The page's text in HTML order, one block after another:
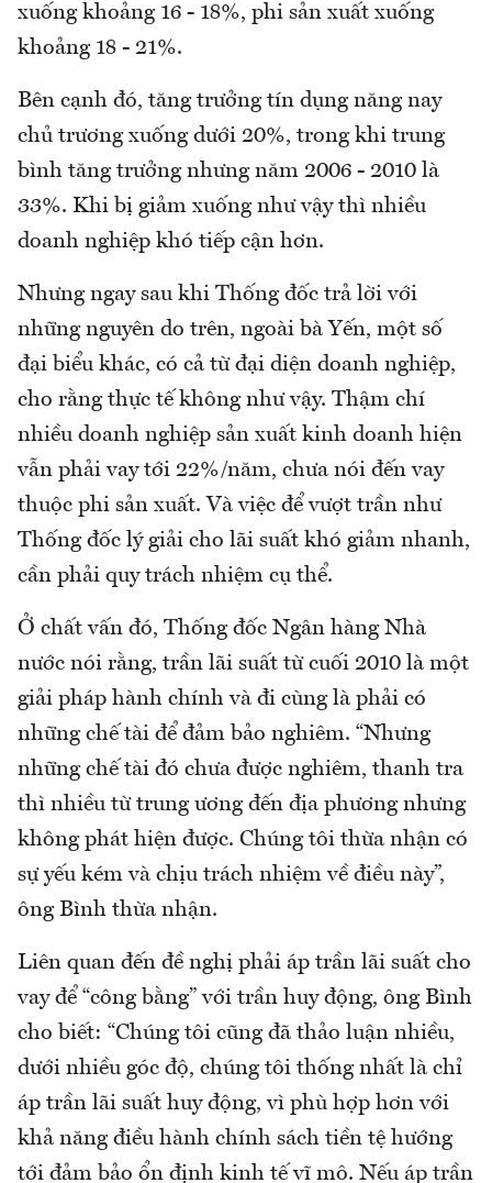
xuống khoảng 16 - 18%, phi sản xuất xuống
khoảng 18 - 21%.
Bên cạnh đó, tăng trưởng tín dụng năng nay
chủ trương xuống dưới 20%, trong khi trung
bình tăng trưởng nhưng năm 2006 - 2010 là
33%. Khi bị giảm xuống như vậy thì nhiều
doanh nghiệp khó tiếp cận hơn.
Nhưng ngay sau khi Thống đốc trả lời với
những nguyên do trên, ngoài bà Yến, một số
đại biểu khác, có cả từ đại diện doanh nghiệp,
cho rằng thực tế không như vậy. Thậm chí
nhiều doanh nghiệp sản xuất kinh doanh hiện
vẫn phải vay tới 22%/năm, chưa nói đến vay
thuộc phi sản xuất. Và việc để vượt trần như
Thống đốc lý giải cho lãi suất khó giảm nhanh,
cần phải quy trách nhiệm cụ thể.
Ở chất vấn đó, Thống đốc Ngân hàng Nhà
nước nói rằng, trần lãi suất từ cuối 2010 là một
giải pháp hành chính và đi cùng là phải có
những chế tài để đảm bảo nghiêm. “Nhưng
những chế tài đó chưa được nghiêm, thanh tra
thì nhiều từ trung ương đến địa phương nhưng
không phát hiện được. Chúng tôi thừa nhận có
sự yếu kém và chịu trách nhiệm về điều này”,
ông Bình thừa nhận.
Liên quan đến đề nghị phải áp trần lãi suất cho
vay để “công bằng” với trần huy động, ông Bình
cho biết: “Chúng tôi cũng đã thảo luận nhiều,
dưới nhiều góc độ, chúng tôi thống nhất là chỉ
áp trần lãi suất huy động, vì phù hợp hơn với
khả năng điều hành chính sách tiền tệ hướng
tới đảm bảo ổn định kinh tế vĩ mô. Nếu áp trần